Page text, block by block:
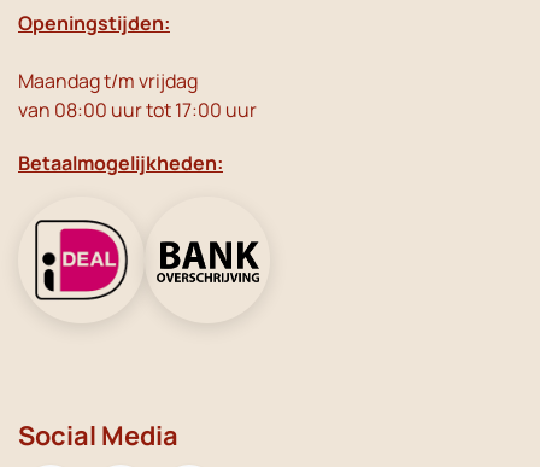
Openingstijden:
Maandag t/m vrijdag
van 08:00 uur tot 17:00 uur
Betaalmogelijkheden:
Social Media